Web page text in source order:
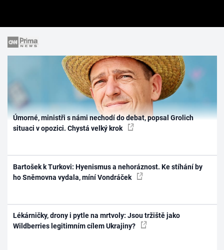
Úmorné, ministři s námi nechodí do debat, popsal Grolich
situaci v opozici. Chystá velký krok
Bartošek k Turkovi: Hyenismus a nehoráznost. Ke stíhání by
ho Sněmovna vydala, míní Vondráček
Lékárničky, drony i pytle na mrtvoly: Jsou tržiště jako
Wildberries legitimním cílem Ukrajiny?